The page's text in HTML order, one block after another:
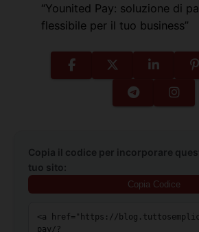
“Younited Pay: soluzione di
flessibile per il tuo business”
Copia il codice per incorporare
tuo sito:
Copia Codice